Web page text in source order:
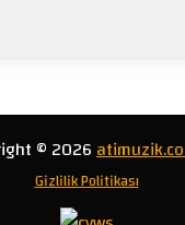
© 2026
Gizlilik Politikası